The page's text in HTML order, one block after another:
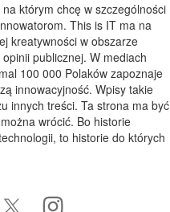
którym chcę w szczególności
This is IT ma na
kreatywności w obszarze
publicznej. W mediach
100 000 Polaków zapoznaje
innowacyjność. Wpisy takie
innych treści. Ta strona ma być
wrócić. Bo historie
to historie do których